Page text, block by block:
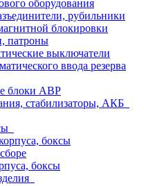
оборудования
рубильники
блокировки
патроны
выключатели
ввода резерва
блоки АВР
стабилизаторы, АКБ
боксы
боксы